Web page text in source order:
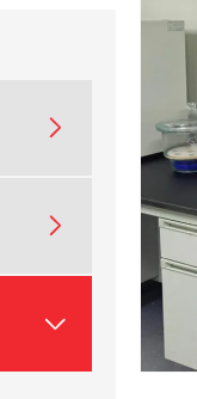


